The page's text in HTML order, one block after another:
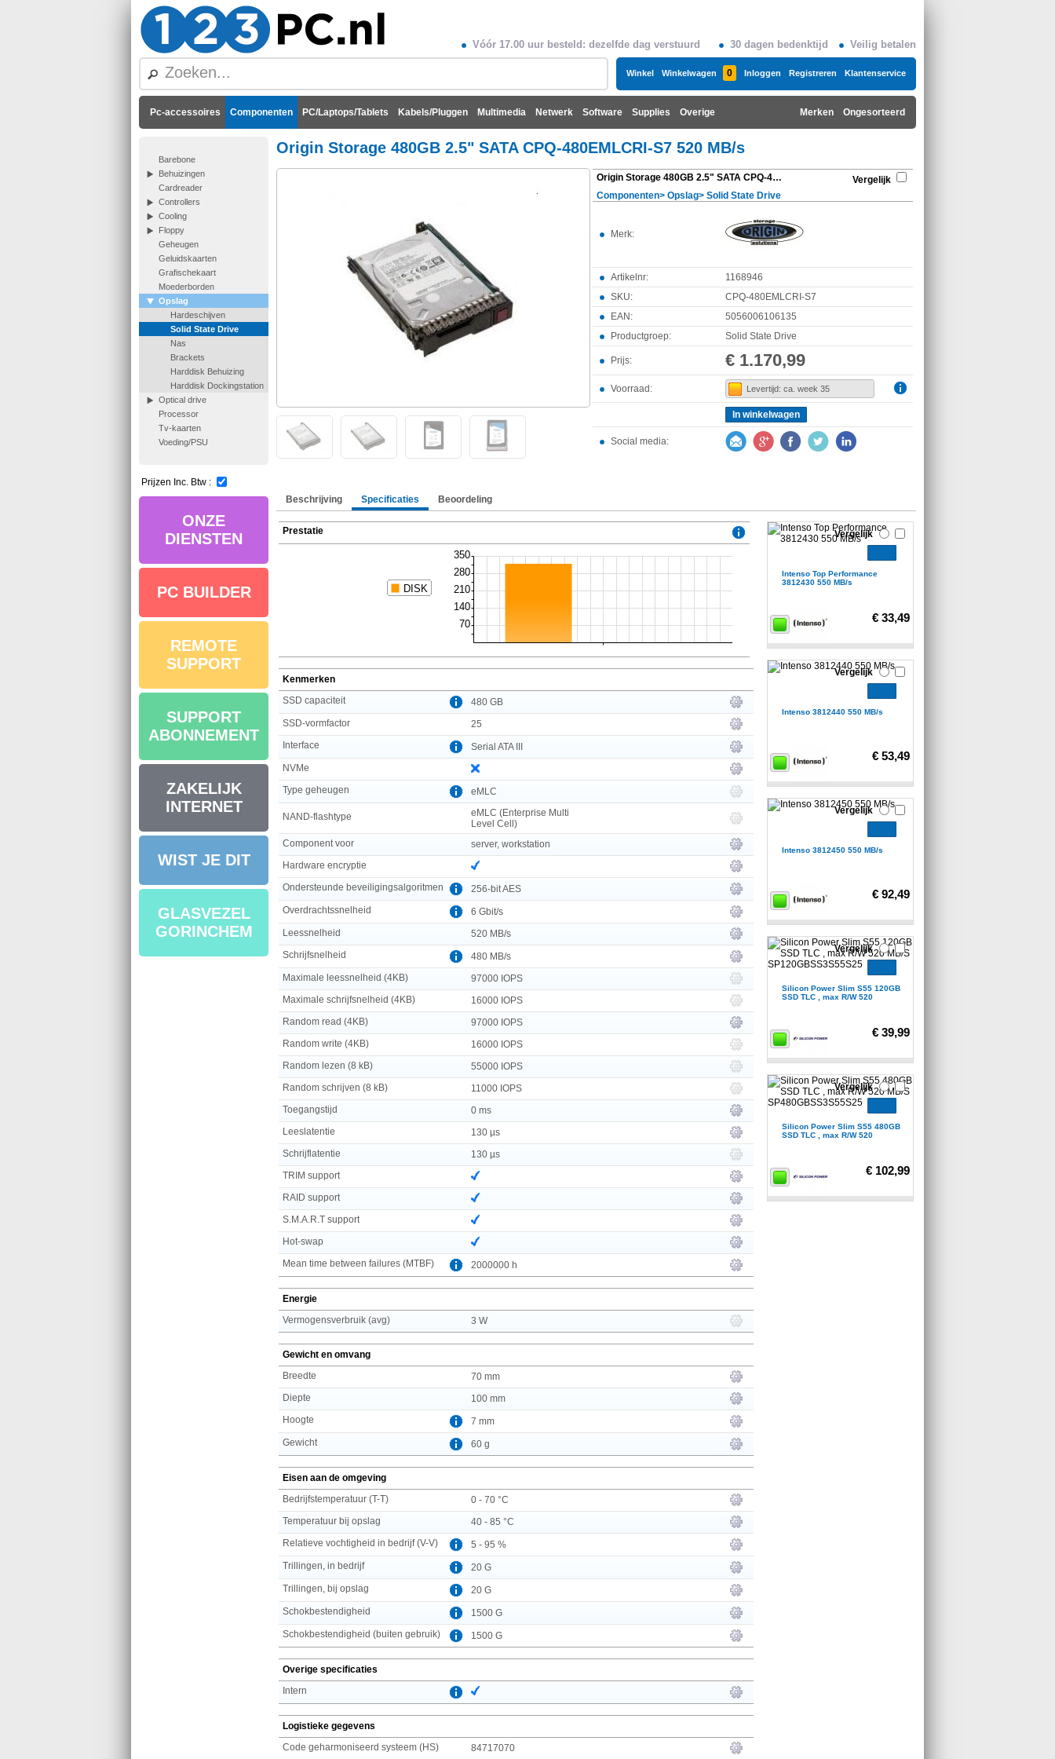
Vóór 17.00 uur besteld: dezelfde dag verstuurd 30 dagen bedenktijd Veilig betalen
Winkel Winkelwagen 0 Inloggen Registreren Klantenservice
Pc-accessoires Componenten PC/Laptops/Tablets Kabels/Pluggen Multimedia Netwerk Software Supplies Overige Ongesorteerd
Merken
Barebone
Behuizingen
Cardreader
Controllers
Cooling
Floppy
Geheugen
Geluidskaarten
Grafischekaart
Moederborden
Opslag
Hardeschijven
Solid State Drive
Nas
Brackets
Harddisk Behuizing
Harddisk Dockingstation
Optical drive
Processor
Tv-kaarten
Voeding/PSU
Prijzen Inc. Btw :
ONZE
DIENSTEN
PC BUILDER
REMOTE
SUPPORT
SUPPORT
ABONNEMENT
ZAKELIJK
INTERNET
WIST JE DIT
GLASVEZEL
GORINCHEM
Origin Storage 480GB 2.5" SATA CPQ-480EMLCRI-S7 520 MB/s
Origin Storage 480GB 2.5" SATA CPQ-480EMLCRI-S7 520 MB/s
Vergelijk
Componenten> Opslag> Solid State Drive
Merk:
Artikelnr:
1168946
SKU:
CPQ-480EMLCRI-S7
EAN:
5056006106135
Productgroep:
Solid State Drive
Prijs: € 1.170,99
Voorraad: Levertijd: ca. week 35
In winkelwagen
Social media:
Beschrijving Specificaties Beoordeling
Prestatie
Kenmerken
SSD capaciteit
480 GB
SSD-vormfactor
25
Interface
Serial ATA III
NVMe
Type geheugen
eMLC
NAND-flashtype
eMLC (Enterprise Multi
Level Cell)
Component voor
server, workstation
Hardware encryptie
Ondersteunde beveiligingsalgoritmen
256-bit AES
Overdrachtssnelheid
6 Gbit/s
Leessnelheid
520 MB/s
Schrijfsnelheid
480 MB/s
Maximale leessnelheid (4KB)
97000 IOPS
Maximale schrijfsnelheid (4KB)
16000 IOPS
Random read (4KB)
97000 IOPS
Random write (4KB)
16000 IOPS
Random lezen (8 kB)
55000 IOPS
Random schrijven (8 kB)
11000 IOPS
Toegangstijd
0 ms
Leeslatentie
130 µs
Schrijflatentie
130 µs
TRIM support
RAID support
S.M.A.R.T support
Hot-swap
Mean time between failures (MTBF)
2000000 h
Energie
Vermogensverbruik (avg)
3 W
Gewicht en omvang
Breedte
70 mm
Diepte
100 mm
Hoogte
7 mm
Gewicht
60 g
Eisen aan de omgeving
Bedrijfstemperatuur (T-T)
0 - 70 °C
Temperatuur bij opslag
40 - 85 °C
Relatieve vochtigheid in bedrijf (V-V)
5 - 95 %
Trillingen, in bedrijf
20 G
Trillingen, bij opslag
20 G
Schokbestendigheid
1500 G
Schokbestendigheid (buiten gebruik)
1500 G
Overige specificaties
Intern
Logistieke gegevens
Code geharmoniseerd systeem (HS)
84717070
Intenso Top Performance
3812430 550 MB/s
€ 33,49
Vergelijk
Intenso 3812440 550 MB/s
€ 53,49
Vergelijk
Intenso 3812450 550 MB/s
€ 92,49
Vergelijk
Silicon Power Slim S55 120GB
SSD TLC , max R/W 520
€ 39,99
Vergelijk
Silicon Power Slim S55 480GB
SSD TLC , max R/W 520
€ 102,99
Vergelijk